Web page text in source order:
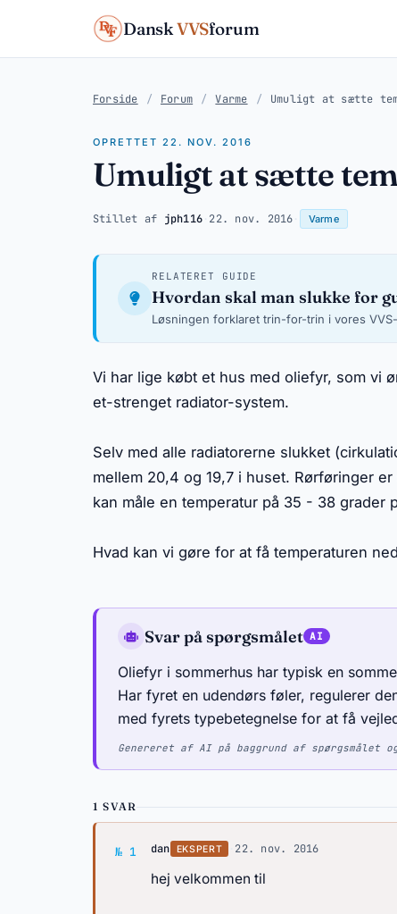
DanskVVSforum
Forside / Forum / Varme / Umuligt at sætte
OPRETTET 22. NOV. 2016
Umuligt at sætte
Stillet af jph116 22. nov. 2016 Varme
RELATERET GUIDE
Hvordan skal man slukke for
Løsningen forklaret trin-for-trin i vores
Vi har lige købt et hus med oliefyr, som vi
et-strenget radiator-system.
Selv med alle radiatorerne slukket
mellem 20,4 og 19,7 i huset. Rørføringer
kan måle en temperatur på 35 - 38 grader
Hvad kan vi gøre for at få temperaturen
Svar på spørgsmålet
Oliefyr i sommerhus har typisk en
Har fyret en udendørs føler, regulerer
med fyrets typebetegnelse for at få
Genereret af AI på baggrund af spørgsmålet
1 SVAR
№ 1 Svar af dan
dan EKSPERT 22. nov. 2016
hej velkommen til